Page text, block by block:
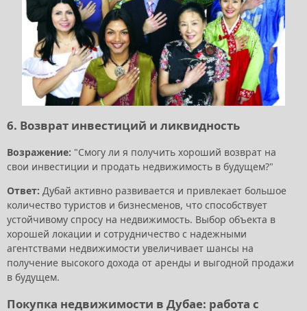
6. Возврат инвестиций и ликвидность
Возражение: "Смогу ли я получить хороший возврат на
свои инвестиции и продать недвижимость в будущем?"
Ответ: Дубай активно развивается и привлекает большое
количество туристов и бизнесменов, что способствует
устойчивому спросу на недвижимость. Выбор объекта в
хорошей локации и сотрудничество с надежными
агентствами недвижимости увеличивает шансы на
получение высокого дохода от аренды и выгодной продажи
в будущем.
Покупка недвижимости в Дубае: работа с